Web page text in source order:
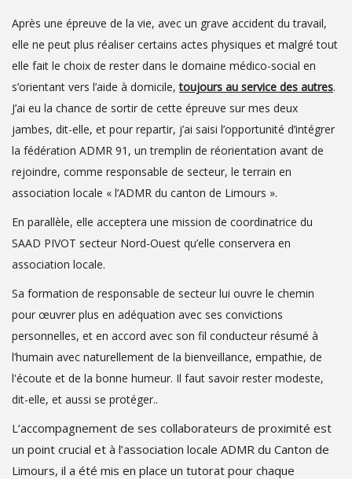
Après une épreuve de la vie, avec un grave accident du travail,
elle ne peut plus réaliser certains actes physiques et malgré tout
elle fait le choix de rester dans le domaine médico-social en
s’orientant vers l’aide à domicile,toujours au service des autres.
J’ai eu la chance de sortir de cette épreuve sur mes deux
jambes, dit-elle, et pour repartir, j’ai saisi l’opportunité d’intégrer
la fédération ADMR 91, un tremplin de réorientation avant de
rejoindre, comme responsable de secteur, le terrain en
association locale « l’ADMR du canton de Limours ».
En parallèle, elle acceptera une mission de coordinatrice du
SAAD PIVOT secteur Nord-Ouest qu’elle conservera en
association locale.
Sa formation de responsable de secteur lui ouvre le chemin
pour œuvrer plus en adéquation avec ses convictions
personnelles, et en accord avec son fil conducteur résumé à
l’humain avec naturellement de la bienveillance, empathie, de
l'écoute et de la bonne humeur. Il faut savoir rester modeste,
dit-elle, et aussi se protéger..
L ’accompagnement de ses collaborateurs de proximité est
un point crucial et à l’association locale ADMR du Canton de
Limours, il a été mis en place un tutorat pour chaque